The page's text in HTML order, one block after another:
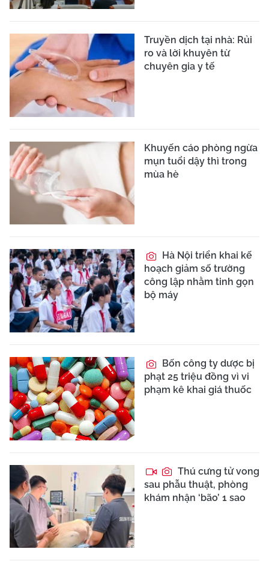
Truyền dịch tại nhà: Rủi
ro và lời khuyên từ
chuyên gia y tế
Khuyến cáo phòng ngừa
mụn tuổi dậy thì trong
mùa hè
Hà Nội triển khai kế
hoạch giảm số trường
công lập nhằm tinh gọn
bộ máy
Bốn công ty dược bị
phạt 25 triệu đồng vì vi
phạm kê khai giá thuốc
Thú cưng tử vong
sau phẫu thuật, phòng
khám nhận ‘bão’ 1 sao